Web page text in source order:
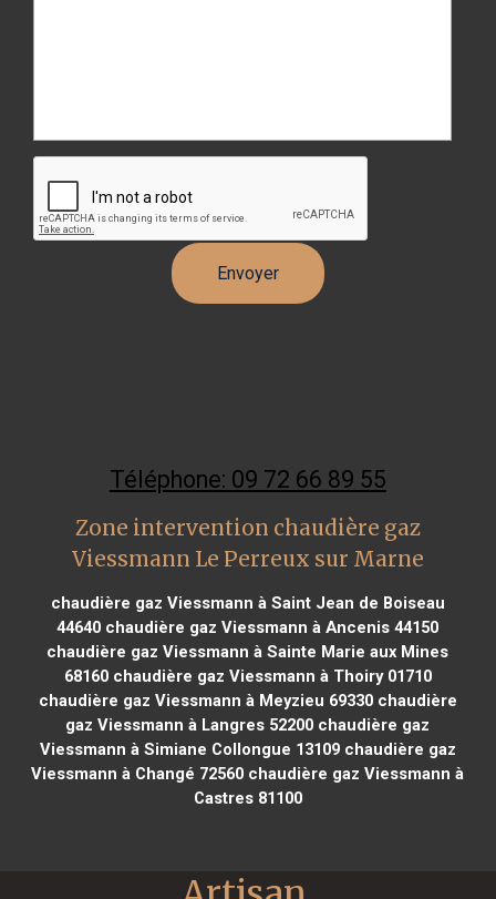
Téléphone: 09 72 66 89 55
Zone intervention chaudière gaz
Viessmann Le Perreux sur Marne
chaudière gaz Viessmann à Saint Jean de Boiseau
44640 chaudière gaz Viessmann à Ancenis 44150
chaudière gaz Viessmann à Sainte Marie aux Mines
68160chaudière gaz Viessmann à Thoiry 01710
chaudière gaz Viessmann à Meyzieu 69330chaudière
gaz Viessmann à Langres 52200 chaudière gaz
Viessmann à Simiane Collongue 13109chaudière gaz
Viessmann à Changé 72560 chaudière gaz Viessmann à
Castres 81100